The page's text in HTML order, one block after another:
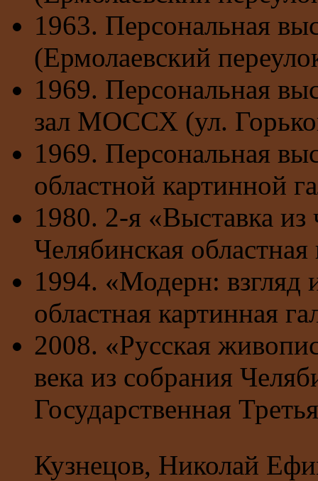
1963. Персональная
(Ермолаевский
1969. Персональная
зал МОССХ (ул.
1969. Персональная
областной картинной
1980. 2-я «Выставка
Челябинская областная
1994. «Модерн: взгляд
областная картинная
2008. «Русская
века из собрания
Государственная
Кузнецов, Николай